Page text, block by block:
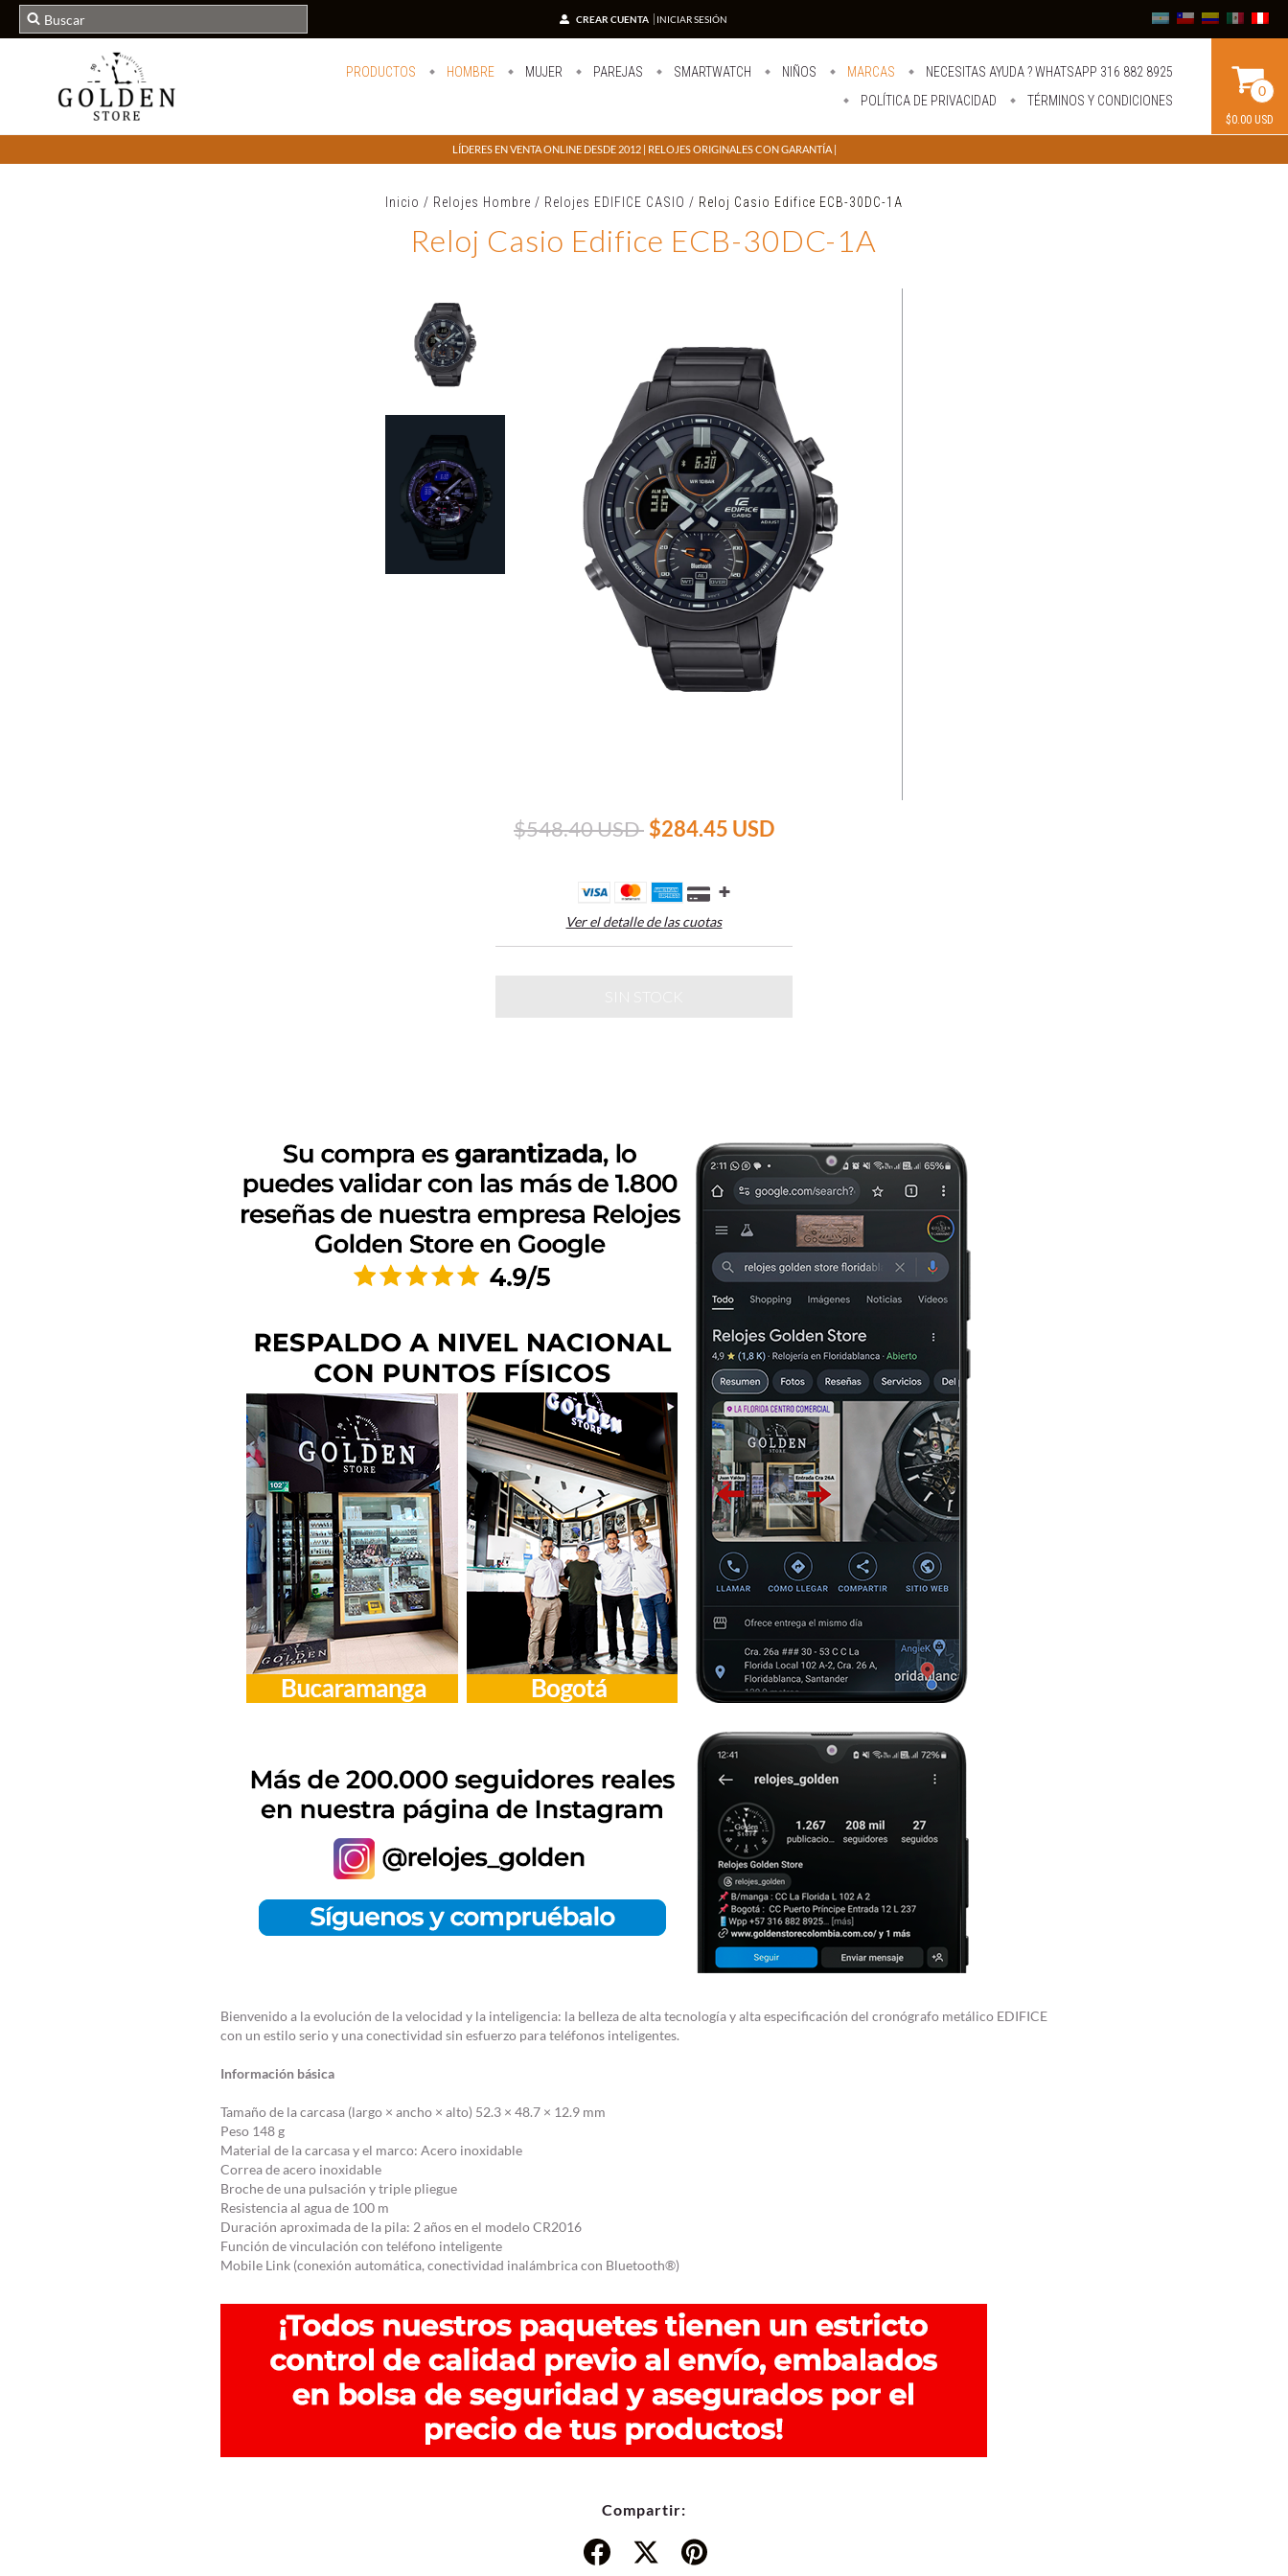
CREAR CUENTA INICIAR SESIÓN
PRODUCTOS HOMBRE MUJER PAREJAS SMARTWATCH NIÑOS MARCAS
NECESITAS AYUDA ? WHATSAPP 316 882 8925
POLÍTICA DE PRIVACIDAD
TÉRMINOS Y CONDICIONES
0
$0.00 USD
LÍDERES EN VENTA ONLINE DESDE 2012 | RELOJES ORIGINALES CON GARANTÍA |
Inicio / Relojes Hombre / Relojes EDIFICE CASIO / Reloj Casio Edifice ECB-30DC-1A
Reloj Casio Edifice ECB-30DC-1A
$548.40 USD $284.45 USD
Ver el detalle de las cuotas
Bienvenido a la evolución de la velocidad y la inteligencia: la belleza de alta tecnología y alta especificación del cronógrafo metálico EDIFICE
con un estilo serio y una conectividad sin esfuerzo para teléfonos inteligentes.
Información básica
Tamaño de la carcasa (largo × ancho × alto) 52.3 × 48.7 × 12.9 mm
Peso 148 g
Material de la carcasa y el marco: Acero inoxidable
Correa de acero inoxidable
Broche de una pulsación y triple pliegue
Resistencia al agua de 100 m
Duración aproximada de la pila: 2 años en el modelo CR2016
Función de vinculación con teléfono inteligente
Mobile Link (conexión automática, conectividad inalámbrica con Bluetooth®)
Compartir: